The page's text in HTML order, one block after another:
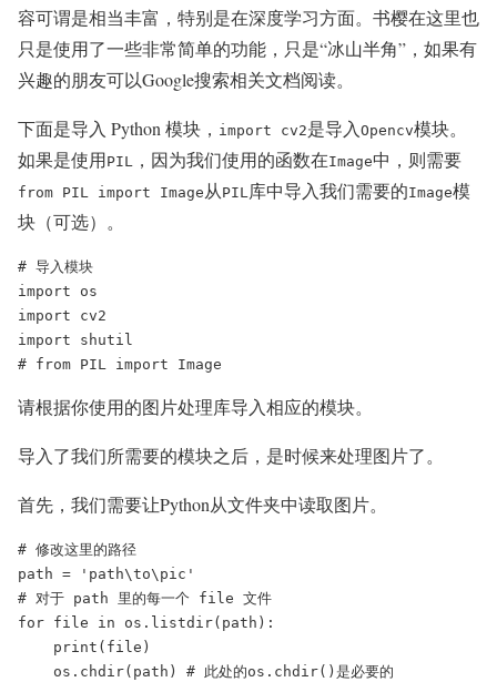
容可谓是相当丰富，特别是在深度学习方面。书樱在这里也
只是使用了一些非常简单的功能，只是“冰山半角”，如果有
兴趣的朋友可以Google搜索相关文档阅读。
下面是导入 Python 模块， import cv2是导入Opencv模块。
如果是使用PIL ，因为我们使用的函数在Image中，则需要
from PIL import Image从PIL库中导入我们需要的Image模
块（可选）。
# 导入模块
import os
import cv2
import shutil
# from PIL import Image
请根据你使用的图片处理库导入相应的模块。
导入了我们所需要的模块之后，是时候来处理图片了。
首先，我们需要让Python从文件夹中读取图片。
# 修改这里的路径
path = 'path\to\pic'
# 对于 path 里的每一个 file 文件
for file in os.listdir(path):
    print(file)
    os.chdir(path) # 此处的os.chdir()是必要的